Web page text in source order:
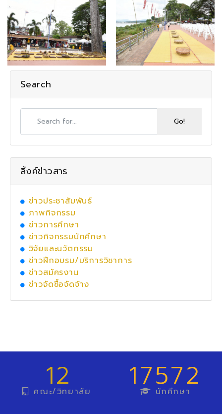
Search
ลิ้งค์ข่าวสาร
ข่าวประชาสัมพันธ์
ภาพกิจกรรม
ข่าวการศึกษา
ข่าวกิจกรรมนักศึกษา
วิจัยและนวัตกรรม
ข่าวฝึกอบรม/บริการวิชาการ
ข่าวสมัครงาน
ข่าวจัดซื้อจัดจ้าง
12
คณะ/วิทยาลัย 17572
นักศึกษา